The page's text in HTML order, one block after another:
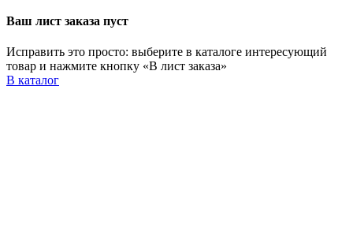
Ваш лист заказа пуст
Исправить это просто: выберите в каталоге интересующий
товар и нажмите кнопку «В лист заказа»
В каталог